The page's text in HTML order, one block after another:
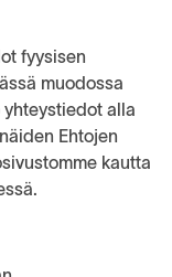
fyysisen
muodossa
alla
Ehtojen
kautta